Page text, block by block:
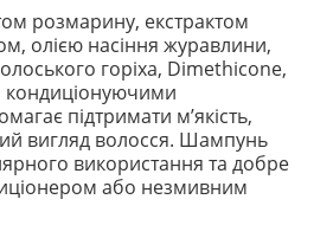
розмарину, екстрактом
олією насіння журавлини,
горіха, Dimethicone,
кондиціонуючими
підтримати м’якість,
вигляд волосся. Шампунь
використання та добре
або незмивним